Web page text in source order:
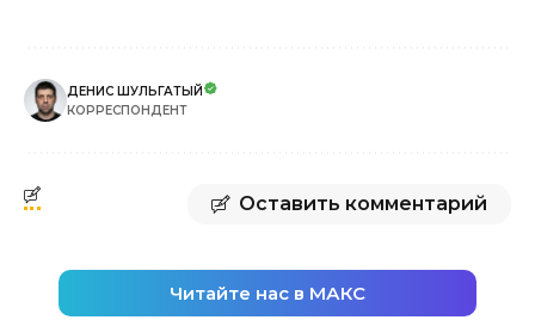
ДЕНИС ШУЛЬГАТЫЙ
КОРРЕСПОНДЕНТ
Оставить комментарий
Читайте нас в МАКС